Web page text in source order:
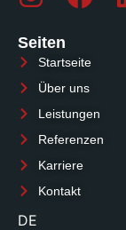
s
t
a
g
r
a
m
e
b
o
o
k
Seiten
Startseite
Über uns
Leistungen
Referenzen
Karriere
Kontakt
DE